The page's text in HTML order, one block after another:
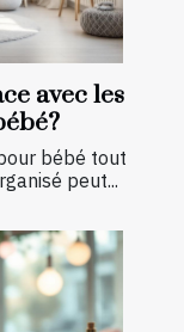
avec les
bébé tout
peut...